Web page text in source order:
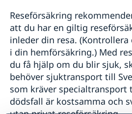
Provisoriskt pass i Irland
Ansökan om pass för barn
Förnyelse av pass för barn under
Förnyelse av pass för vuxna,
Dödsfall
Hjälp kring medborgarskap
Reseinformation
Ambassadens reseinformation
Aktuella händelser
Allmänna säkerhetsläget
Terrorism
Naturförhållanden och
In- och utresebestämmelser
Reseförsäkring
att du har en giltig
inleder din resa.
i din hemförsäkring.) Med
du få hjälp om du blir sjuk,
behöver sjuktransport till
som kräver specialtransport
dödsfall är kostsamma och